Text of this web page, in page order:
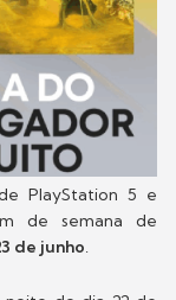
PlayStation 5 e
de semana de
de junho.